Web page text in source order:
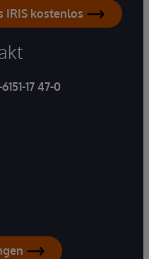
IRIS kostenlos
17 47-0